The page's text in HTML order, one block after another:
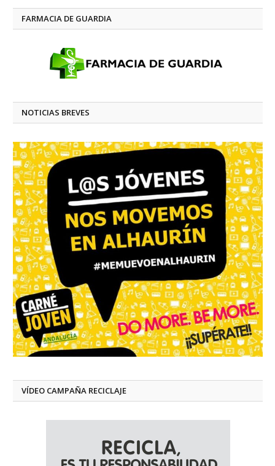
FARMACIA DE GUARDIA
NOTICIAS BREVES
VÍDEO CAMPAÑA RECICLAJE